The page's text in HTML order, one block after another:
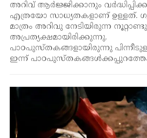
അറിവ് ആർജ്ജിക്കാനും
എത്രയോ സാധ്യതകളാണ് ഉള്ളത്.
മാത്രം അറിവു നേടിയിരുന്ന
അപ്രത്യക്ഷമായിരിക്കുന്നു.
പാഠപുസ്തകങ്ങളായിരുന്നു
ഇന്ന്